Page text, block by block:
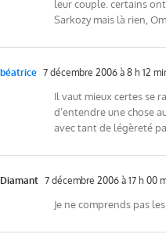
leur couple. certains
Sarkozy mais là rien,
béatrice 7 décembre 2006 à 8 h 12
Il vaut mieux certes se
d’entendre une chose
avec tant de légèreté
Diamant 7 décembre 2006 à 17 h 00
Je ne comprends pas